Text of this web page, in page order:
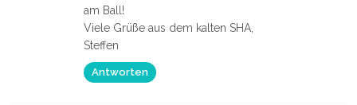
am Ball!
Viele Grüße aus dem kalten SHA,
Steffen
Antworten